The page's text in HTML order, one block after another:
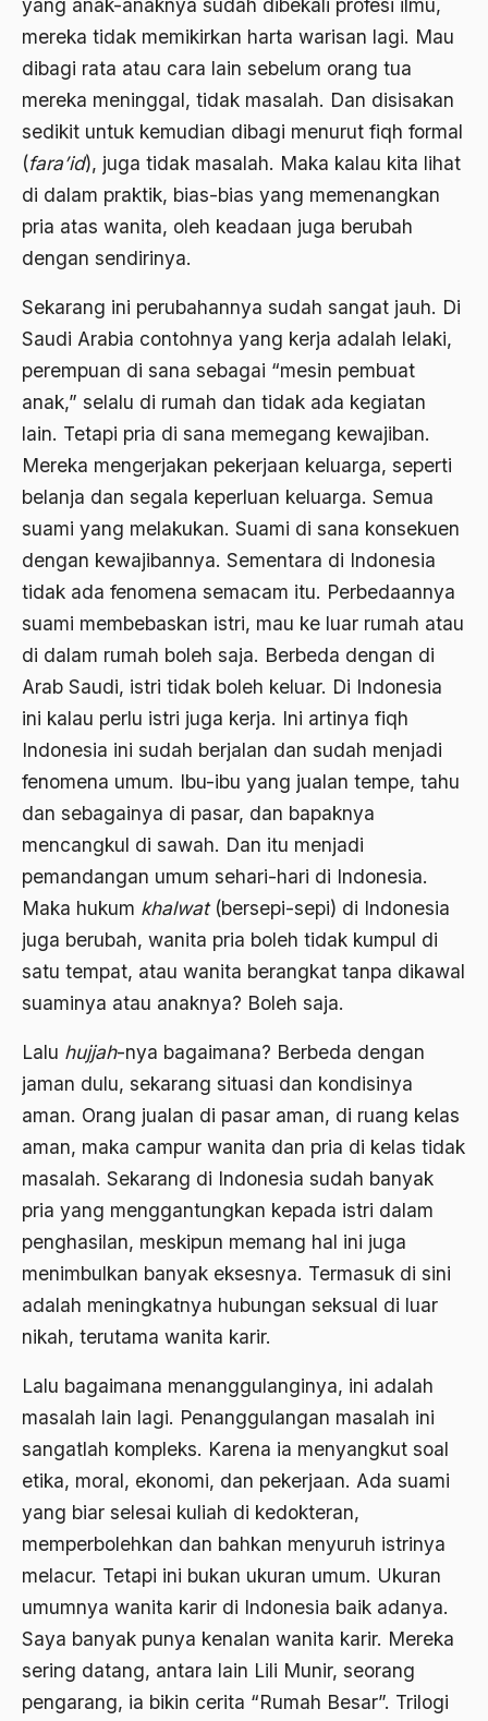
yang anak-anaknya sudah dibekali profesi ilmu,
mereka tidak memikirkan harta warisan lagi. Mau
dibagi rata atau cara lain sebelum orang tua
mereka meninggal, tidak masalah. Dan disisakan
sedikit untuk kemudian dibagi menurut fiqh formal
(fara’id), juga tidak masalah. Maka kalau kita lihat
di dalam praktik, bias-bias yang memenangkan
pria atas wanita, oleh keadaan juga berubah
dengan sendirinya.
Sekarang ini perubahannya sudah sangat jauh. Di
Saudi Arabia contohnya yang kerja adalah lelaki,
perempuan di sana sebagai “mesin pembuat
anak,” selalu di rumah dan tidak ada kegiatan
lain. Tetapi pria di sana memegang kewajiban.
Mereka mengerjakan pekerjaan keluarga, seperti
belanja dan segala keperluan keluarga. Semua
suami yang melakukan. Suami di sana konsekuen
dengan kewajibannya. Sementara di Indonesia
tidak ada fenomena semacam itu. Perbedaannya
suami membebaskan istri, mau ke luar rumah atau
di dalam rumah boleh saja. Berbeda dengan di
Arab Saudi, istri tidak boleh keluar. Di Indonesia
ini kalau perlu istri juga kerja. Ini artinya fiqh
Indonesia ini sudah berjalan dan sudah menjadi
fenomena umum. Ibu-ibu yang jualan tempe, tahu
dan sebagainya di pasar, dan bapaknya
mencangkul di sawah. Dan itu menjadi
pemandangan umum sehari-hari di Indonesia.
Maka hukum khalwat(bersepi-sepi) di Indonesia
juga berubah, wanita pria boleh tidak kumpul di
satu tempat, atau wanita berangkat tanpa dikawal
suaminya atau anaknya? Boleh saja.
Lalu hujjah-nya bagaimana? Berbeda dengan
jaman dulu, sekarang situasi dan kondisinya
aman. Orang jualan di pasar aman, di ruang kelas
aman, maka campur wanita dan pria di kelas tidak
masalah. Sekarang di Indonesia sudah banyak
pria yang menggantungkan kepada istri dalam
penghasilan, meskipun memang hal ini juga
menimbulkan banyak eksesnya. Termasuk di sini
adalah meningkatnya hubungan seksual di luar
nikah, terutama wanita karir.
Lalu bagaimana menanggulanginya, ini adalah
masalah lain lagi. Penanggulangan masalah ini
sangatlah kompleks. Karena ia menyangkut soal
etika, moral, ekonomi, dan pekerjaan. Ada suami
yang biar selesai kuliah di kedokteran,
memperbolehkan dan bahkan menyuruh istrinya
melacur. Tetapi ini bukan ukuran umum. Ukuran
umumnya wanita karir di Indonesia baik adanya.
Saya banyak punya kenalan wanita karir. Mereka
sering datang, antara lain Lili Munir, seorang
pengarang, ia bikin cerita “Rumah Besar”. Trilogi
Ard
area studies
Ariel Saron
Ariel Sharon
Ario Wowor
Aristoteles
Arogansi Birokrasi
Arrigo Sacchi
Arswendo
Arswendo Atmowiloto
Arti Kepemimpinan
artikel gus dur
asal-usul tradisi keilmuan pesantren
Asas Islam
Asas Keagamaan
asas kebangsaan
Asas Organisasi Islam
Asas Pancasila
Asas Pluralisme
Asas Tunggal
asean
Asghar Ali Engineer
Asia
Asia Tenggara
Askar
Asosiasi
Aspek Politis
Aspek Teknis
Aspirasi Politik
asrul sani
Aswad Mahasin
ASWAJA
Asyura 1414
Atheisme
Aturan Hukum